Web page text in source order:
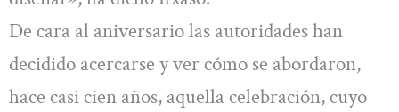
De cara al aniversario las autoridades han
decidido acercarse y ver cómo se abordaron,
hace casi cien años, aquella celebración, cuyo